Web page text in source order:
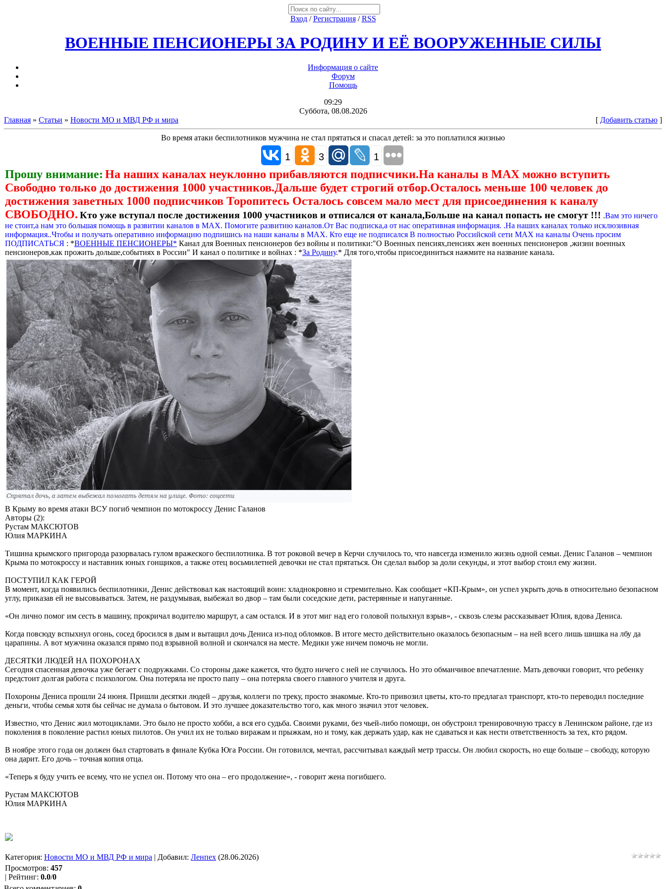
Вход/Регистрация/RSS
ВОЕННЫЕ ПЕНСИОНЕРЫ ЗА РОДИНУ И ЕЁ ВООРУЖЕННЫЕ СИЛЫ
Информация о сайте
Форум
Помощь
09:29
Суббота, 08.08.2026
Главная » Статьи » Новости МО и МВД РФ и мира [ Добавить статью ]
Во время атаки беспилотников мужчина не стал прятаться и спасал детей: за это поплатился жизнью
1 3 1
Прошу внимание: На наших каналах неуклонно прибавляются подписчики.На каналы в МАХ можно вступить
Свободно только до достижения 1000 участников.Дальше будет строгий отбор.Осталось меньше 100 человек до
достижения заветных 1000 подписчиков Торопитесь Осталось совсем мало мест для присоединения к каналу
СВОБОДНО. Кто уже вступал после достижения 1000 участников и отписался от канала,Больше на канал попасть не смогут !!! .Вам это ничего
не стоит,а нам это большая помощь в развитии каналов в МАХ. Помогите развитию каналов.От Вас подписка,а от нас оперативная информация. .На наших каналах только исклюзивная
информация..Чтобы и получать оперативно информацию подпишись на наши каналы в МАХ. Кто еще не подписался В полностью Российской сети МАХ на каналы Очень просим
ПОДПИСАТЬСЯ : *ВОЕННЫЕ ПЕНСИОНЕРЫ* Канал для Военных пенсионеров без войны и политики:"О Военных пенсиях,пенсиях жен военных пенсионеров ,жизни военных
пенсионеров,как прожить дольше,событиях в России" И канал о политике и войнах : *За Родину.* Для того,чтобы присоединиться нажмите на название канала.
В Крыму во время атаки ВСУ погиб чемпион по мотокроссу Денис Галанов
Авторы (2):
Рустам МАКСЮТОВ
Юлия МАРКИНА
Тишина крымского пригорода разорвалась гулом вражеского беспилотника. В тот роковой вечер в Керчи случилось то, что навсегда изменило жизнь одной семьи. Денис Галанов – чемпион
Крыма по мотокроссу и наставник юных гонщиков, а также отец восьмилетней девочки не стал прятаться. Он сделал выбор за доли секунды, и этот выбор стоил ему жизни.
ПОСТУПИЛ КАК ГЕРОЙ
В момент, когда появились беспилотники, Денис действовал как настоящий воин: хладнокровно и стремительно. Как сообщает «КП-Крым», он успел укрыть дочь в относительно безопасном
углу, приказав ей не высовываться. Затем, не раздумывая, выбежал во двор – там были соседские дети, растерянные и напуганные.
«Он лично помог им сесть в машину, прокричал водителю маршрут, а сам остался. И в этот миг над его головой полыхнул взрыв», - сквозь слезы рассказывает Юлия, вдова Дениса.
Когда повсюду вспыхнул огонь, сосед бросился в дым и вытащил дочь Дениса из-под обломков. В итоге место действительно оказалось безопасным – на ней всего лишь шишка на лбу да
царапины. А вот мужчина оказался прямо под взрывной волной и скончался на месте. Медики уже ничем помочь не могли.
ДЕСЯТКИ ЛЮДЕЙ НА ПОХОРОНАХ
Сегодня спасенная девочка уже бегает с подружками. Со стороны даже кажется, что будто ничего с ней не случилось. Но это обманчивое впечатление. Мать девочки говорит, что ребенку
предстоит долгая работа с психологом. Она потеряла не просто папу – она потеряла своего главного учителя и друга.
Похороны Дениса прошли 24 июня. Пришли десятки людей – друзья, коллеги по треку, просто знакомые. Кто-то привозил цветы, кто-то предлагал транспорт, кто-то переводил последние
деньги, чтобы семья хотя бы сейчас не думала о бытовом. И это лучшее доказательство того, как много значил этот человек.
Известно, что Денис жил мотоциклами. Это было не просто хобби, а вся его судьба. Своими руками, без чьей-либо помощи, он обустроил тренировочную трассу в Ленинском районе, где из
поколения в поколение растил юных пилотов. Он учил их не только виражам и прыжкам, но и тому, как держать удар, как не сдаваться и как нести ответственность за тех, кто рядом.
В ноябре этого года он должен был стартовать в финале Кубка Юга России. Он готовился, мечтал, рассчитывал каждый метр трассы. Он любил скорость, но еще больше – свободу, которую
она дарит. Его дочь – точная копия отца.
«Теперь я буду учить ее всему, что не успел он. Потому что она – его продолжение», - говорит жена погибшего.
Рустам МАКСЮТОВ
Юлия МАРКИНА
Категория: Новости МО и МВД РФ и мира | Добавил: Ленпех (28.06.2026)
Просмотров: 457
| Рейтинг: 0.0/0